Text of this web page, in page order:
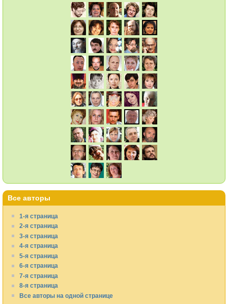
Все авторы
1-я страница
2-я страница
3-я страница
4-я страница
5-я страница
6-я страница
7-я страница
8-я страница
Все авторы на одной странице